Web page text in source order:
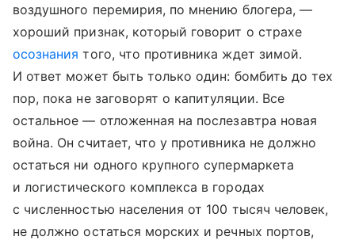
воздушного перемирия, по мнению блогера, —
хороший признак, который говорит о страхе
осознания того, что противника ждет зимой.
И ответ может быть только один: бомбить до тех
пор, пока не заговорят о капитуляции. Все
остальное — отложенная на послезавтра новая
война. Он считает, что у противника не должно
остаться ни одного крупного супермаркета
и логистического комплекса в городах
с численностью населения от 100 тысяч человек,
не должно остаться морских и речных портов,